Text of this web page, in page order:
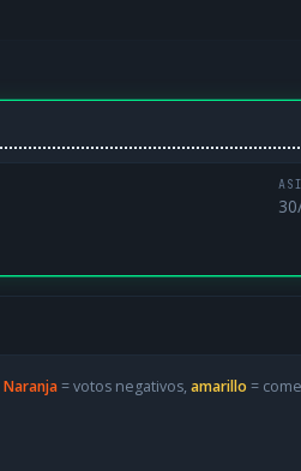
Naranja= votos negativos, amarillo =